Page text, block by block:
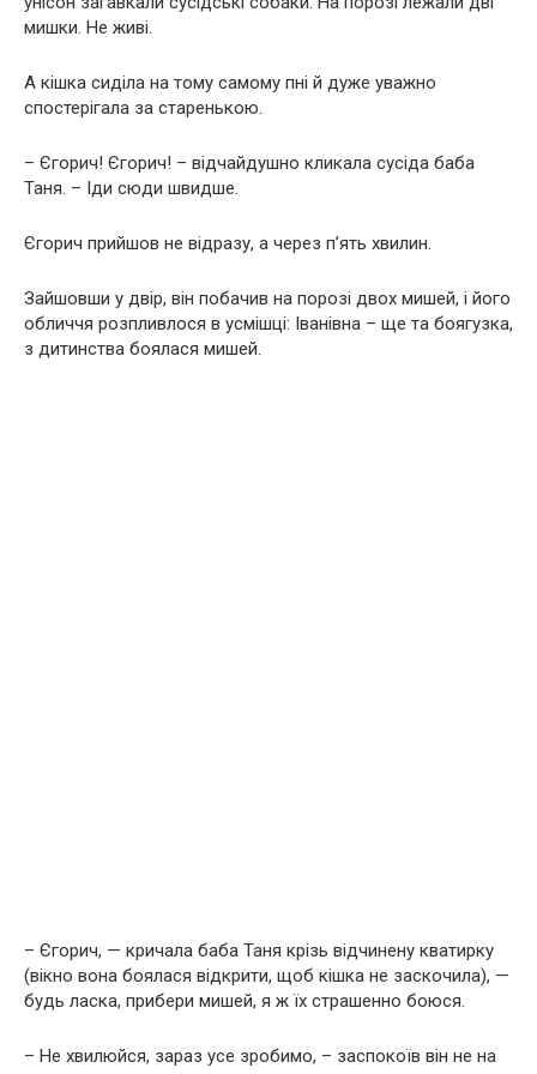
мишки. Не живі.
А кішка сиділа на тому самому пні й дуже уважно
спостерігала за старенькою.
– Єгорич! Єгорич! – відчайдушно кликала сусіда баба
Таня. – Іди сюди швидше.
Єгорич прийшов не відразу, а через п’ять хвилин.
Зайшовши у двір, він побачив на порозі двох мишей, і його
обличчя розпливлося в усмішці: Іванівна – ще та боягузка,
з дитинства боялася мишей.
– Єгорич, — кричала баба Таня крізь відчинену кватирку
(вікно вона боялася відкрити, щоб кішка не заскочила), —
будь ласка, прибери мишей, я ж їх страшенно боюся.
– Не хвилюйся, зараз усе зробимо, – заспокоїв він не на